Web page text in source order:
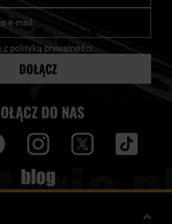
z polityką prywatności
DOŁĄCZ
DO NAS
Blog